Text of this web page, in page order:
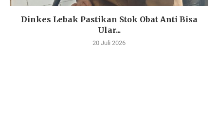
Dinkes Lebak Pastikan Stok Obat Anti Bisa
Ular...
20 Juli 2026